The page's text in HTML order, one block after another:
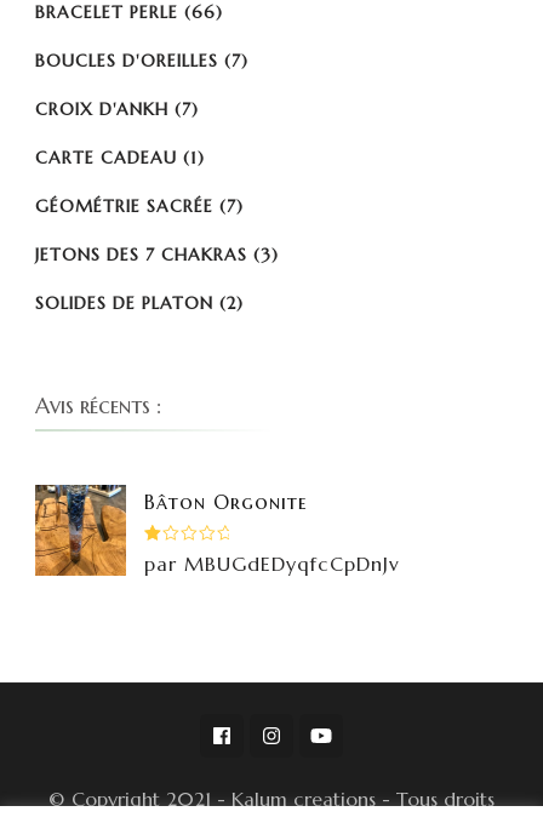
BRACELET PERLE (66)
BOUCLES D'OREILLES (7)
CROIX D'ANKH (7)
CARTE CADEAU (1)
GÉOMÉTRIE SACRÉE (7)
JETONS DES 7 CHAKRAS (3)
SOLIDES DE PLATON (2)
Avis récents :
Bâton Orgonite
1
par MBUGdEDyqfcCpDnJv
© Copyright 2021 - Kalum creations - Tous droits